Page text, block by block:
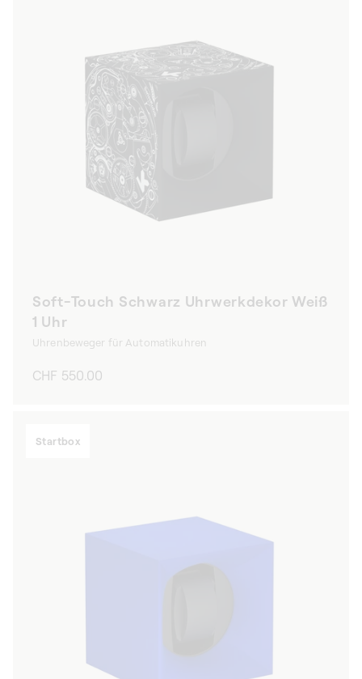
Soft-Touch Schwarz Uhrwerkdekor Weiß
1 Uhr
Uhrenbeweger für Automatikuhren
Normaler
CHF 550.00
Startbox